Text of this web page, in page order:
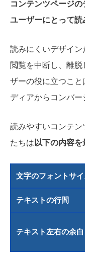
コンテンツページの
ユーザーにとって読
読みにくいデザイ
閲覧を中断し、離
ザーの役に立つこと
ディアからコンバー
読みやすいコンテ
たちは 以下の内容を
文字のフォントサ
テキストの行間
テキスト左右の余白